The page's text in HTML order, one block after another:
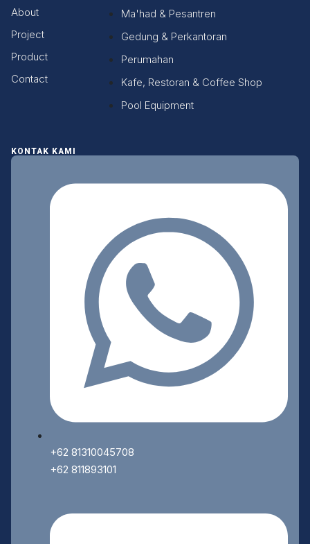
About
Project
Product
Contact
Ma'had & Pesantren
Gedung & Perkantoran
Perumahan
Kafe, Restoran & Coffee Shop
Pool Equipment
KONTAK KAMI
+62 81310045708
+62 811893101